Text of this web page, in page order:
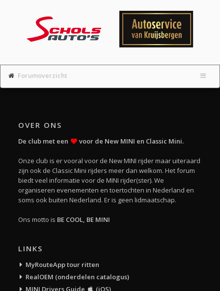
Forumoverzicht
OVER ONS
De club met een voor de New MINI en Classic Mini.
Onze club is er vooral voor de New MINI rijder maar uiteraard
zijn ook de Classic Mini rijders meer dan welkom. Het forum
biedt veel informatie voor de MINI rijder(ster). We
organiseren evenementen en toertochten in Nederland en
soms ook buiten Nederland. Er is geen lidmaatschap.
Ons motto is BE COOL, BE MINI
LINKS
MyRouteApp tour ritten
RealOEM (onderdelen catalogus)
MINI Drivers Guide
(iOS)